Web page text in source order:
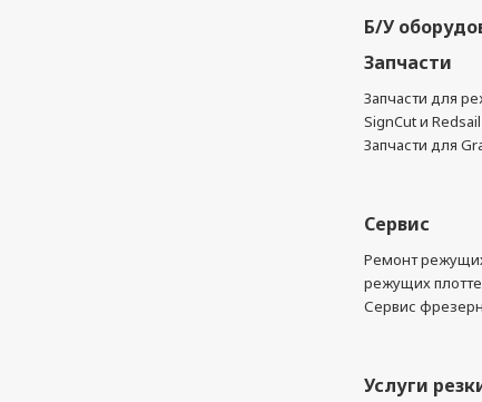
Б/У
Запчасти
Запчасти для
SignCut и Redsail
Запчасти для
Сервис
Ремонт
режущих
Сервис
Услуги